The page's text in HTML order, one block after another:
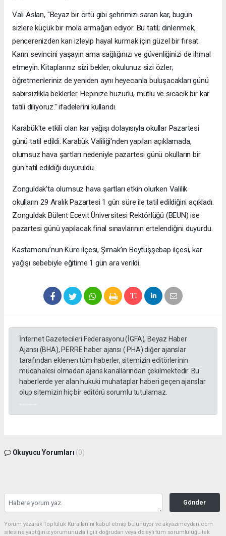
Vali Aslan, "Beyaz bir örtü gibi şehrimizi saran kar, bugün
sizlere küçük bir mola armağan ediyor. Bu tatil; dinlenmek,
pencerenizden karı izleyip hayal kurmak için güzel bir fırsat.
Karın sevincini yaşayın ama sağlığınızı ve güvenliğinizi de ihmal
etmeyin. Kitaplarınız sizi bekler, okulunuz sizi özler;
öğretmenleriniz de yeniden aynı heyecanla buluşacakları günü
sabırsızlıkla beklerler. Hepinize huzurlu, mutlu ve sıcacık bir kar
tatili diliyoruz." ifadelerini kullandı.
Karabük'te etkili olan kar yağışı dolayısıyla okullar Pazartesi
günü tatil edildi. Karabük Valiliği'nden yapılan açıklamada,
olumsuz hava şartları nedeniyle pazartesi günü okulların bir
gün tatil edildiği duyuruldu.
Zonguldak’ta olumsuz hava şartları etkin olurken Valilik
okulların 29 Aralık Pazartesi 1 gün süre ile tatil edildiğini açıkladı.
Zonguldak Bülent Ecevit Üniversitesi Rektörlüğü (BEUN) ise
pazartesi günü yapılacak final sınavlarının ertelendiğini duyurdu.
Kastamonu’nun Küre ilçesi, Şırnak’ın Beytüşşebap ilçesi, kar
yağışı sebebiyle eğitime 1 gün ara verildi.
İnternet Gazetecileri Federasyonu (İGFA), Beyaz Haber
Ajansı (BHA), PERRE haber ajansı ( PHA) diğer ajanslar
tarafından eklenen tüm haberler, sitemizin editörlerinin
müdahalesi olmadan ajans kanallarından çekilmektedir. Bu
haberlerde yer alan hukuki muhataplar haberi geçen ajanslar
olup sitemizin hiç bir editörü sorumlu tutulamaz.
Okuyucu Yorumları (0)
Gönder
Yorum yazarak Topluluk Kuralları’nı kabul etmiş bulunuyor ve akyazimeydan.com
sitesine yaptığınız yorumunuzla ilgili doğrudan veya dolaylı tüm sorumluluğu tek